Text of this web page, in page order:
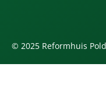
© 2025 Reformhuis